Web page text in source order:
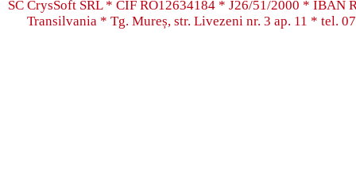
SC CrysSoft SRL * CIF RO12634184 * J26/51/2000 * IBAN
Transilvania * Tg. Mureș, str. Livezeni nr. 3 ap. 11 * tel.